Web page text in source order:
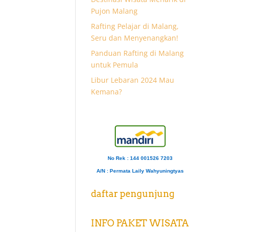
Pujon Malang
Rafting Pelajar di Malang,
Seru dan Menyenangkan!
Panduan Rafting di Malang
untuk Pemula
Libur Lebaran 2024 Mau
Kemana?
No Rek : 144 001526 7203
A/N : Permata Laily Wahyuningtyas
daftar pengunjung
INFO PAKET WISATA